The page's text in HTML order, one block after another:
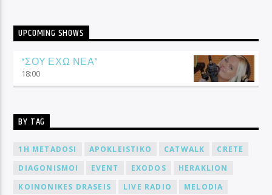
UPCOMING SHOWS
“ΣΟΥ ΕΧΩ ΝΕΑ”
18:00
BY TAG
1H METADOSI APOKLEISTIKO CATWALK
CRETE
DIAGONISMOI
EVENT EXODOS
HERAKLION
KOINONIKES DRASEIS
LIVE RADIO
MELODIA